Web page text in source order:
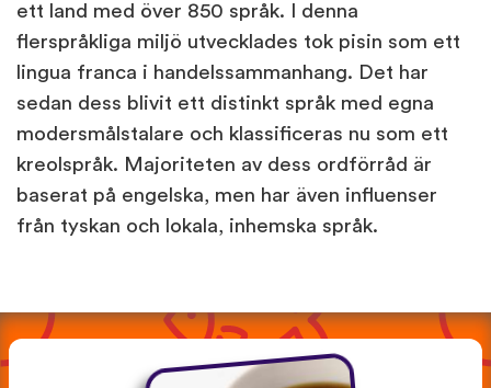
ett land med över 850 språk. I denna
flerspråkliga miljö utvecklades tok pisin som ett
lingua franca i handelssammanhang. Det har
sedan dess blivit ett distinkt språk med egna
modersmålstalare och klassificeras nu som ett
kreolspråk. Majoriteten av dess ordförråd är
baserat på engelska, men har även influenser
från tyskan och lokala, inhemska språk.